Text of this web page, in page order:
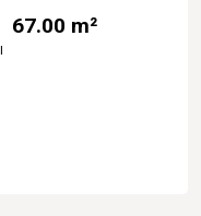
67.00 m²